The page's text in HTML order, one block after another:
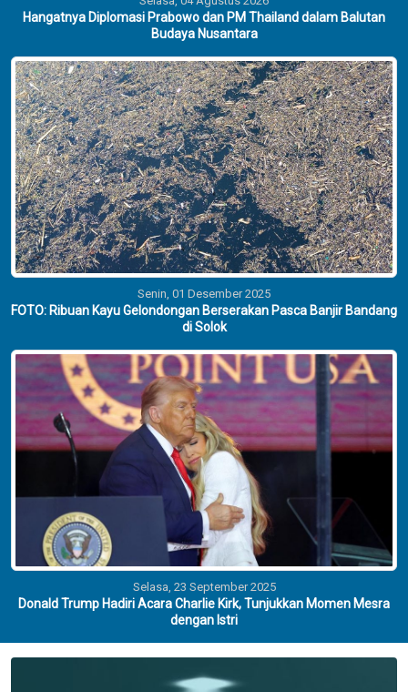
Hangatnya Diplomasi Prabowo dan PM Thailand dalam Balutan
Budaya Nusantara
Senin, 01 Desember 2025
FOTO: Ribuan Kayu Gelondongan Berserakan Pasca Banjir Bandang
di Solok
Selasa, 23 September 2025
Donald Trump Hadiri Acara Charlie Kirk, Tunjukkan Momen Mesra
dengan Istri